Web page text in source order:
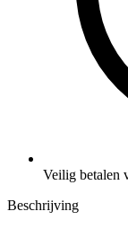
Veilig betalen
Beschrijving